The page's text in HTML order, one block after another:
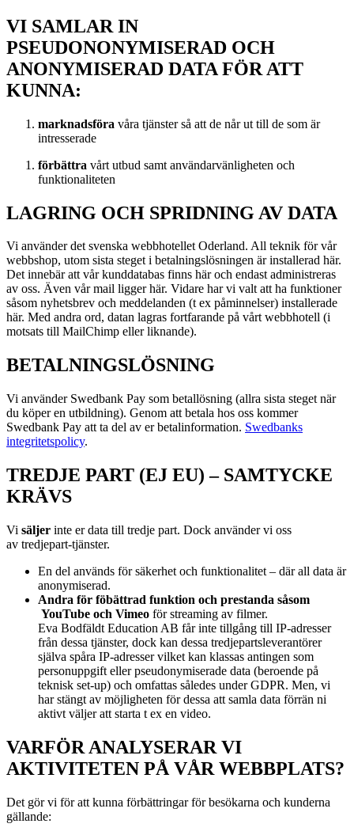
VI SAMLAR IN
PSEUDONONYMISERAD OCH
ANONYMISERAD DATA FÖR ATT
KUNNA:
marknadsföra våra tjänster så att de når ut till de som är
intresserade
förbättra vårt utbud samt användarvänligheten och
funktionaliteten
LAGRING OCH SPRIDNING AV DATA
Vi använder det svenska webbhotellet Oderland. All teknik för vår
webbshop, utom sista steget i betalningslösningen är installerad här.
Det innebär att vår kunddatabas finns här och endast administreras
av oss. Även vår mail ligger här. Vidare har vi valt att ha funktioner
såsom nyhetsbrev och meddelanden (t ex påminnelser) installerade
här. Med andra ord, datan lagras fortfarande på vårt webbhotell (i
motsats till MailChimp eller liknande).
BETALNINGSLÖSNING
Vi använder Swedbank Pay som betallösning (allra sista steget när
du köper en utbildning). Genom att betala hos oss kommer
Swedbank Pay att ta del av er betalinformation. Swedbanks
integritetspolicy.
TREDJE PART (EJ EU) – SAMTYCKE
KRÄVS
Vi säljer inte er data till tredje part. Dock använder vi oss
av tredjepart-tjänster.
En del används för säkerhet och funktionalitet – där all data är
anonymiserad.
Andra för föbättrad funktion och prestanda såsom
YouTube och Vimeo för streaming av filmer.
Eva Bodfäldt Education AB får inte tillgång till IP-adresser
från dessa tjänster, dock kan dessa tredjepartsleverantörer
själva spåra IP-adresser vilket kan klassas antingen som
personuppgift eller pseudonymiserade data (beroende på
teknisk set-up) och omfattas således under GDPR. Men, vi
har stängt av möjligheten för dessa att samla data förrän ni
aktivt väljer att starta t ex en video.
VARFÖR ANALYSERAR VI
AKTIVITETEN PÅ VÅR WEBBPLATS?
Det gör vi för att kunna förbättringar för besökarna och kunderna
gällande: